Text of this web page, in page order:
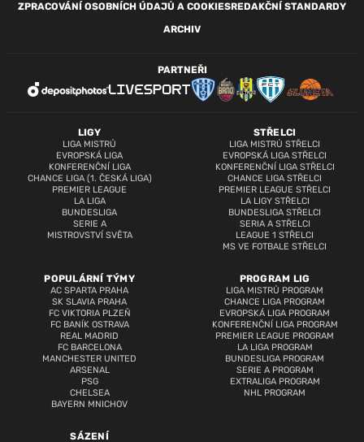
ZPRACOVÁNÍ OSOBNÍCH ÚDAJŮ A COOKIESREDAKČNÍ STANDARDY
ARCHIV
LIGY
LIGA MISTRŮ
EVROPSKÁ LIGA
KONFERENČNÍ LIGA
CHANCE LIGA (1. ČESKÁ LIGA)
PREMIER LEAGUE
LA LIGA
BUNDESLIGA
SERIE A
MISTROVSTVÍ SVĚTA
STŘELCI
LIGA MISTRŮ STŘELCI
EVROPSKÁ LIGA STŘELCI
KONFERENČNÍ LIGA STŘELCI
CHANCE LIGA STŘELCI
PREMIER LEAGUE STŘELCI
LA LIGY STŘELCI
BUNDESLIGA STŘELCI
SERIA A STŘELCI
LEAGUE 1 STŘELCI
MS VE FOTBALE STŘELCI
POPULÁRNÍ TÝMY
AC SPARTA PRAHA
SK SLAVIA PRAHA
FC VIKTORIA PLZEŇ
FC BANÍK OSTRAVA
REAL MADRID
FC BARCELONA
MANCHESTER UNITED
ARSENAL
PSG
CHELSEA
BAYERN MNICHOV
PROGRAM LIG
LIGA MISTRŮ PROGRAM
CHANCE LIGA PROGRAM
EVROPSKÁ LIGA PROGRAM
KONFERENČNÍ LIGA PROGRAM
PREMIER LEAGUE PROGRAM
LA LIGA PROGRAM
BUNDESLIGA PROGRAM
SERIE A PROGRAM
EXTRALIGA PROGRAM
NHL PROGRAM
SÁZENÍ
PARTNEŘI